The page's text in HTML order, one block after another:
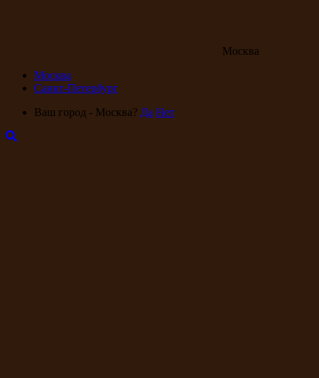
Москва
Москва
Санкт-Петербург
Ваш город - Москва? Да Нет